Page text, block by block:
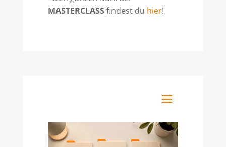
MASTERCLASSfindest du hier!